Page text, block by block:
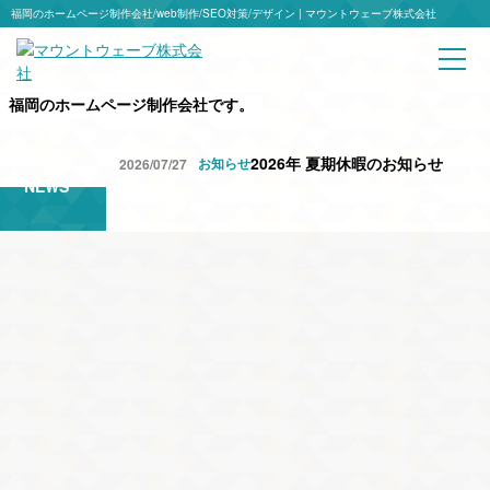
福岡のホームページ制作会社/web制作/SEO対策/デザイン | マウントウェーブ株式会社
マウントウェーブ株式会社は
ホームページをひとつひとつ丁寧に制作する
福岡のホームページ制作会社です。
NEWS
2026/07/27 お知らせ2026年 夏期休暇のお知らせ